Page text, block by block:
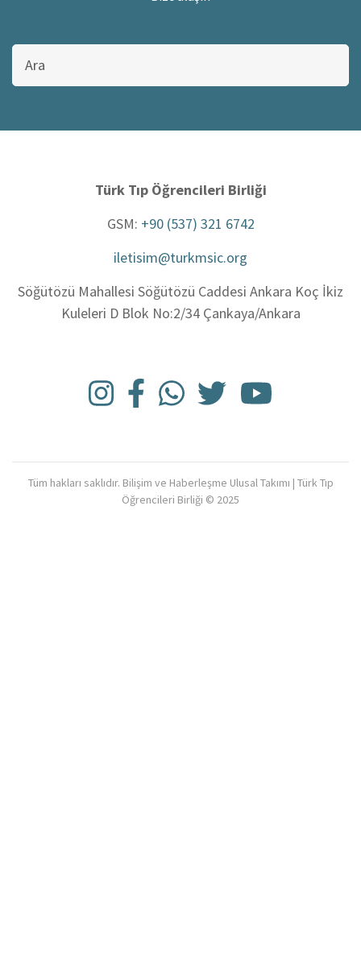
Bu
sitede
ara
Türk Tıp Öğrencileri Birliği
GSM: +90 (537) 321 6742
iletisim@turkmsic.org
Söğütözü Mahallesi Söğütözü Caddesi Ankara Koç İkiz
Kuleleri D Blok No:2/34 Çankaya/Ankara
Tüm hakları saklıdır. Bilişim ve Haberleşme Ulusal Takımı | Türk Tıp
Öğrencileri Birliği © 2025